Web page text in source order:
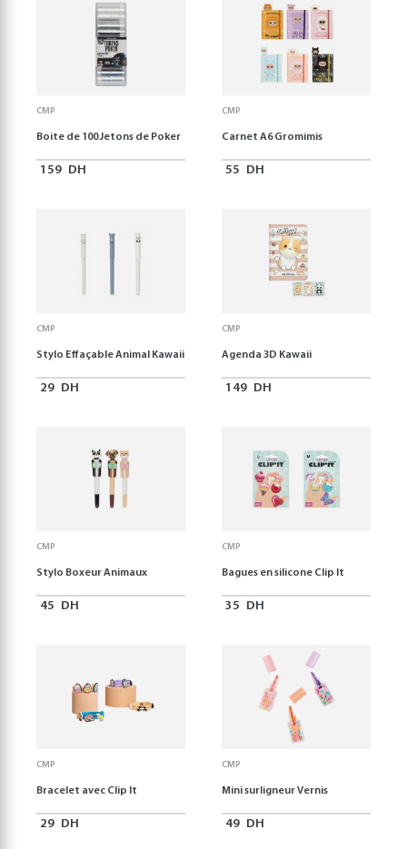
CMP
Boite de 100 Jetons de Poker
159 DH
CMP
Carnet A6 Gromimis
55 DH
CMP
Stylo Effaçable Animal Kawaii
29 DH
CMP
Agenda 3D Kawaii
149 DH
CMP
Stylo Boxeur Animaux
45 DH
CMP
Bagues en silicone Clip It
35 DH
CMP
Bracelet avec Clip It
29 DH
CMP
Mini surligneur Vernis
49 DH